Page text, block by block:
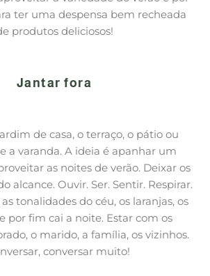
ter uma despensa bem recheada
produtos deliciosos!
Jantar fora
de casa, o terraço, o pátio ou
a varanda. A ideia é apanhar um
as noites de verão. Deixar os
alcance. Ouvir. Ser. Sentir. Respirar.
tonalidades do céu, os laranjas, os
por fim cai a noite. Estar com os
o marido, a família, os vizinhos.
conversar muito!